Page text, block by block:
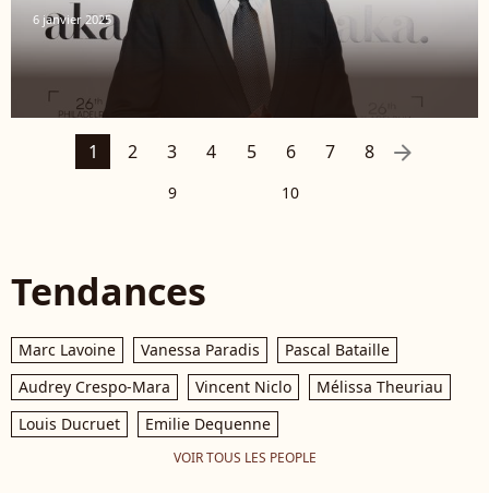
6 janvier 2025
1 2 3 4 5 6 7 8
9 10
arrow_right
Tendances
Marc Lavoine Vanessa Paradis
Pascal Bataille
Audrey Crespo-Mara
Vincent Niclo
Mélissa Theuriau
Louis Ducruet
Emilie Dequenne
VOIR TOUS LES PEOPLE